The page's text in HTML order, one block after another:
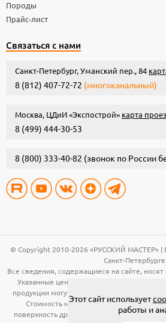
Породы
Прайс-лист
Связаться с нами
Санкт-Петербург, Уманский пер., 84
8 (812) 407-72-72 (многоканальный)
Москва, ЦДиИ «Экспострой» карта
8 (499) 444-30-53
8 (800) 333-40-82 (звонок по России
© Copyright 2010-2026 «РУССКИЙ МАСТЕР» |
Санкт-Петербурге
Все сведения, содержащиеся на сайте,
Указанные цены, технические
продукции могут быть изменены без
Стоимость материала (вагонка, панели
поверхность древесины. Расчет
Этот сайт использует
работы и